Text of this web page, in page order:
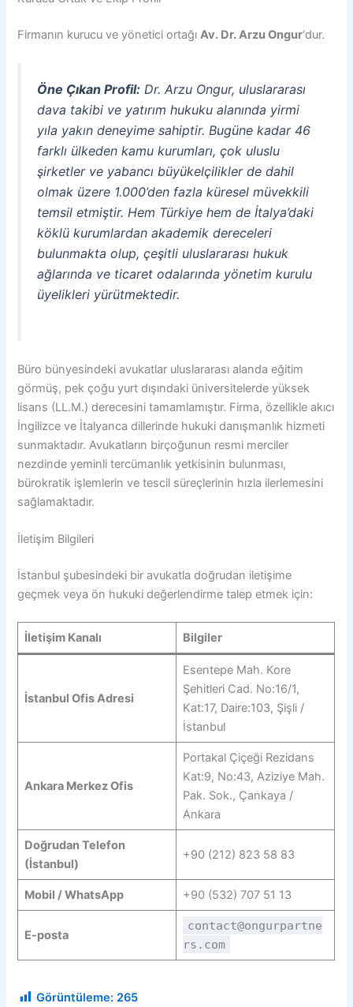
Firmanın kurucu ve yönetici ortağıAv. Dr. Arzu Ongur‘dur.
Öne Çıkan Profil: Dr. Arzu Ongur, uluslararası
dava takibi ve yatırım hukuku alanında yirmi
yıla yakın deneyime sahiptir. Bugüne kadar 46
farklı ülkeden kamu kurumları, çok uluslu
şirketler ve yabancı büyükelçilikler de dahil
olmak üzere 1.000’den fazla küresel müvekkili
temsil etmiştir. Hem Türkiye hem de İtalya’daki
köklü kurumlardan akademik dereceleri
bulunmakta olup, çeşitli uluslararası hukuk
ağlarında ve ticaret odalarında yönetim kurulu
üyelikleri yürütmektedir.
Büro bünyesindeki avukatlar uluslararası alanda eğitim
görmüş, pek çoğu yurt dışındaki üniversitelerde yüksek
lisans (LL.M.) derecesini tamamlamıştır. Firma, özellikle akıcı
İngilizce ve İtalyanca dillerinde hukuki danışmanlık hizmeti
sunmaktadır. Avukatların birçoğunun resmi merciler
nezdinde yeminli tercümanlık yetkisinin bulunması,
bürokratik işlemlerin ve tescil süreçlerinin hızla ilerlemesini
sağlamaktadır.
İletişim Bilgileri
İstanbul şubesindeki bir avukatla doğrudan iletişime
geçmek veya ön hukuki değerlendirme talep etmek için:
İletişim Kanalı Bilgiler
İstanbul Ofis Adresi
Esentepe Mah. Kore
Şehitleri Cad. No:16/1,
Kat:17, Daire:103, Şişli /
İstanbul
Ankara Merkez Ofis
Portakal Çiçeği Rezidans
Kat:9, No:43, Aziziye Mah.
Pak. Sok., Çankaya /
Ankara
Doğrudan Telefon
(İstanbul)
+90 (212) 823 58 83
Mobil / WhatsApp +90 (532) 707 51 13
E-posta
contact@ongurpartne
rs.com
Görüntüleme: 265